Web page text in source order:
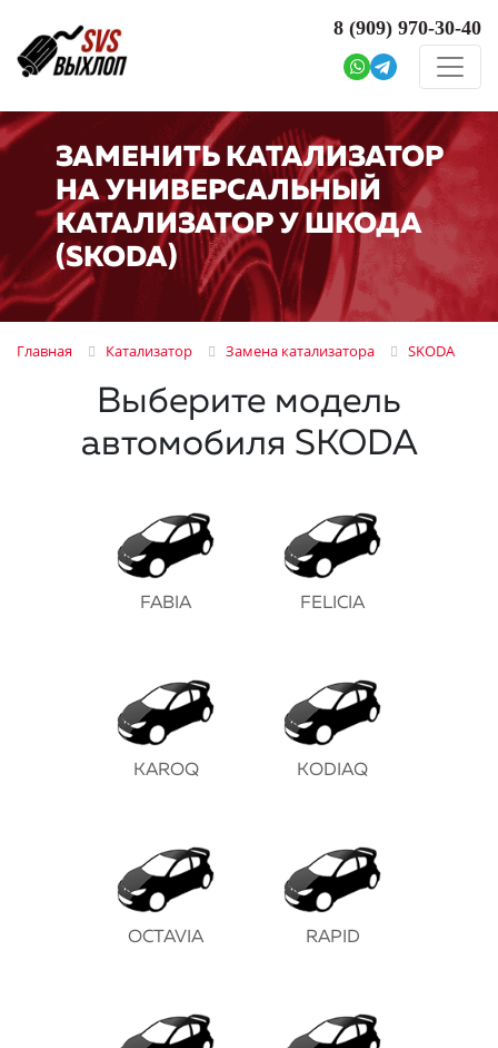
8 (909) 970-30-40
ЗАМЕНИТЬ КАТАЛИЗАТОР
НА УНИВЕРСАЛЬНЫЙ
КАТАЛИЗАТОР У ШКОДА
(SKODA)
Главная Катализатор Замена катализатора SKODA
Выберите модель
автомобиля SKODA
FABIA FELICIA
KAROQ KODIAQ
OCTAVIA RAPID